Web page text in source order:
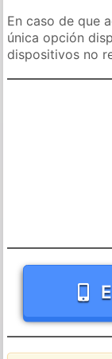
En caso de que
única opción
dispositivos no